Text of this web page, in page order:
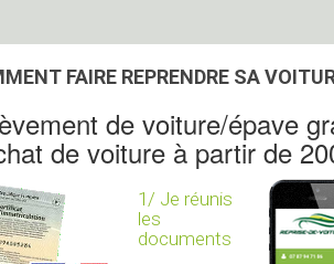
FAIRE REPRENDRE SA
de voiture/épave
de voiture à partir de
1/ Je réunis
les
documents